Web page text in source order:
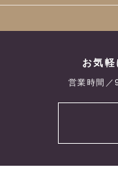
お気軽
営業時間